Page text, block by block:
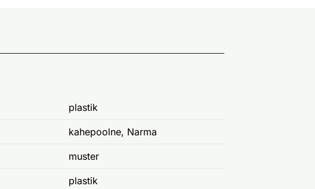
plastik
kahepoolne, Narma
muster
plastik